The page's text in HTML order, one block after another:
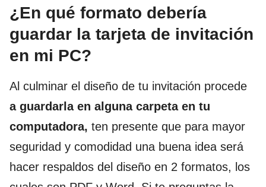
¿En qué formato debería
guardar la tarjeta de invitación
en mi PC?
Al culminar el diseño de tu invitación procede
a guardarla en alguna carpeta en tu
computadora, ten presente que para mayor
seguridad y comodidad una buena idea será
hacer respaldos del diseño en 2 formatos, los